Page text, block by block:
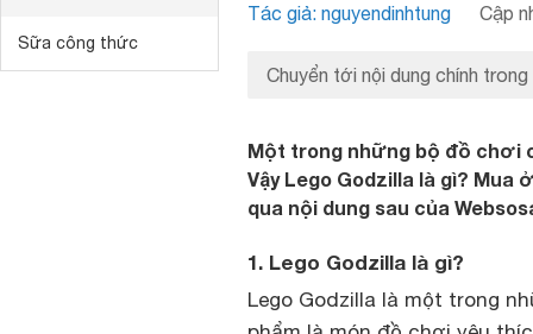
Sữa công thức
Tác giả: nguyendinhtung Cập
Chuyển tới nội dung chính trong
Một trong những bộ đồ chơi
Vậy Lego Godzilla là gì? Mua
qua nội dung sau của
1. Lego Godzilla là gì?
Lego Godzilla là một trong